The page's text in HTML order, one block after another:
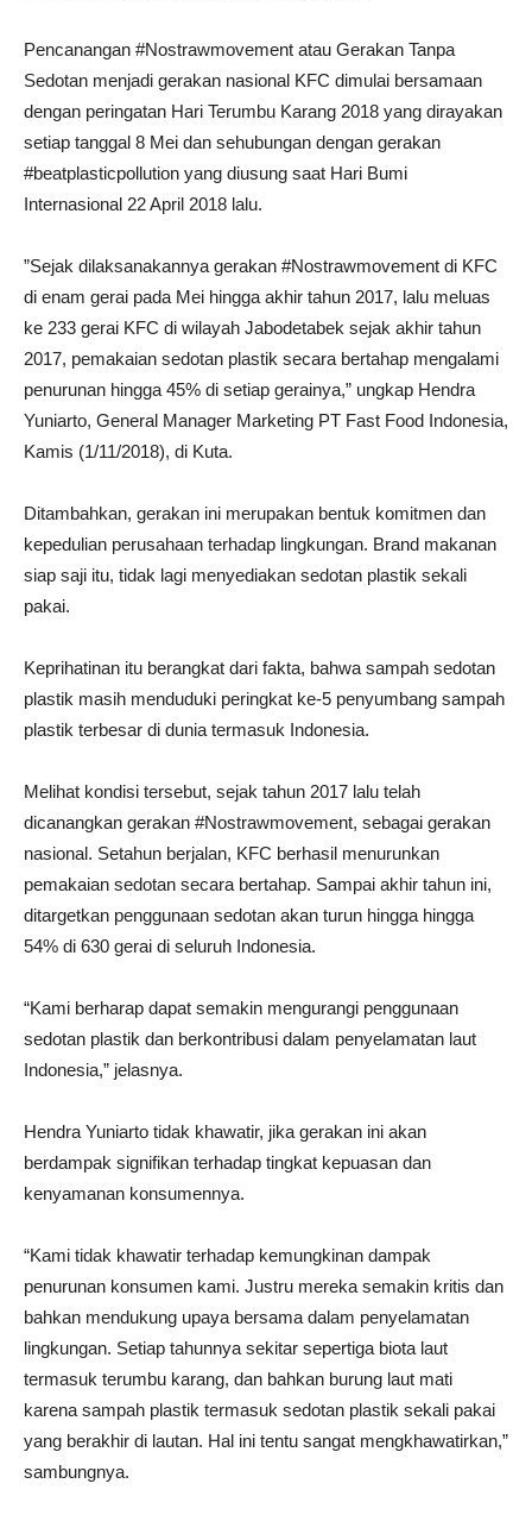
Pencanangan #Nostrawmovement atau Gerakan Tanpa
Sedotan menjadi gerakan nasional KFC dimulai bersamaan
dengan peringatan Hari Terumbu Karang 2018 yang dirayakan
setiap tanggal 8 Mei dan sehubungan dengan gerakan
#beatplasticpollution yang diusung saat Hari Bumi
Internasional 22 April 2018 lalu.
”Sejak dilaksanakannya gerakan #Nostrawmovement di KFC
di enam gerai pada Mei hingga akhir tahun 2017, lalu meluas
ke 233 gerai KFC di wilayah Jabodetabek sejak akhir tahun
2017, pemakaian sedotan plastik secara bertahap mengalami
penurunan hingga 45% di setiap gerainya,” ungkap Hendra
Yuniarto, General Manager Marketing PT Fast Food Indonesia,
Kamis (1/11/2018), di Kuta.
Ditambahkan, gerakan ini merupakan bentuk komitmen dan
kepedulian perusahaan terhadap lingkungan. Brand makanan
siap saji itu, tidak lagi menyediakan sedotan plastik sekali
pakai.
Keprihatinan itu berangkat dari fakta, bahwa sampah sedotan
plastik masih menduduki peringkat ke-5 penyumbang sampah
plastik terbesar di dunia termasuk Indonesia.
Melihat kondisi tersebut, sejak tahun 2017 lalu telah
dicanangkan gerakan #Nostrawmovement, sebagai gerakan
nasional. Setahun berjalan, KFC berhasil menurunkan
pemakaian sedotan secara bertahap. Sampai akhir tahun ini,
ditargetkan penggunaan sedotan akan turun hingga hingga
54% di 630 gerai di seluruh Indonesia.
“Kami berharap dapat semakin mengurangi penggunaan
sedotan plastik dan berkontribusi dalam penyelamatan laut
Indonesia,” jelasnya.
Hendra Yuniarto tidak khawatir, jika gerakan ini akan
berdampak signifikan terhadap tingkat kepuasan dan
kenyamanan konsumennya.
“Kami tidak khawatir terhadap kemungkinan dampak
penurunan konsumen kami. Justru mereka semakin kritis dan
bahkan mendukung upaya bersama dalam penyelamatan
lingkungan. Setiap tahunnya sekitar sepertiga biota laut
termasuk terumbu karang, dan bahkan burung laut mati
karena sampah plastik termasuk sedotan plastik sekali pakai
yang berakhir di lautan. Hal ini tentu sangat mengkhawatirkan,”
sambungnya.